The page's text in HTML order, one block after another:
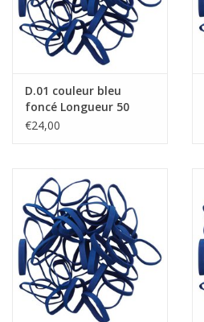
Élastique noué
Offre élastiques noirs !
Offre élastiques Blanc !
D.01 couleur bleu
foncé Longueur 50
mm, Largeur 2 mm
€24,00